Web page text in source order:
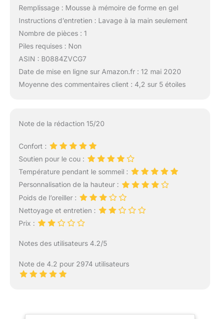
Remplissage : Mousse à mémoire de forme en gel
Instructions d’entretien : Lavage à la main seulement
Nombre de pièces : 1
Piles requises : Non
ASIN : B0884ZVCG7
Date de mise en ligne sur Amazon.fr : 12 mai 2020
Moyenne des commentaires client : 4,2 sur 5 étoiles
Note de la rédaction 15/20
Confort :
Soutien pour le cou :
Température pendant le sommeil :
Personnalisation de la hauteur :
Poids de l’oreiller :
Nettoyage et entretien :
Prix :
Notes des utilisateurs 4.2/5
Note de 4.2 pour 2974 utilisateurs